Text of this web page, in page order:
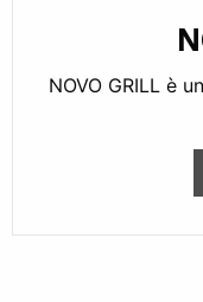
NOVO GRILL è